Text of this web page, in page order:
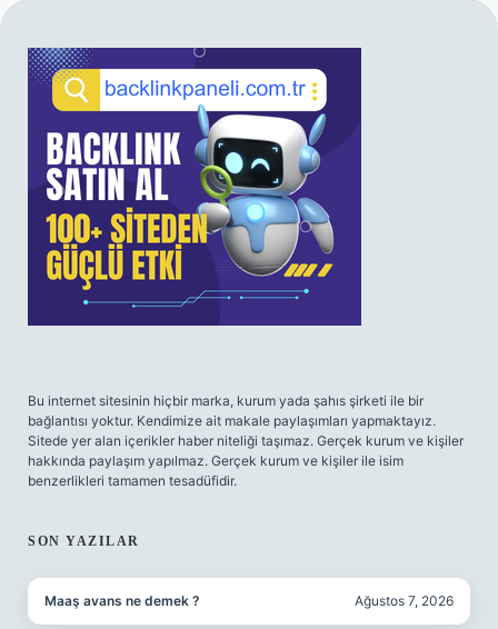
SIDEBAR
Bu internet sitesinin hiçbir marka, kurum yada şahıs şirketi ile bir
bağlantısı yoktur. Kendimize ait makale paylaşımları yapmaktayız.
Sitede yer alan içerikler haber niteliği taşımaz. Gerçek kurum ve kişiler
hakkında paylaşım yapılmaz. Gerçek kurum ve kişiler ile isim
benzerlikleri tamamen tesadüfidir.
SON YAZILAR
Maaş avans ne demek ? Ağustos 7, 2026